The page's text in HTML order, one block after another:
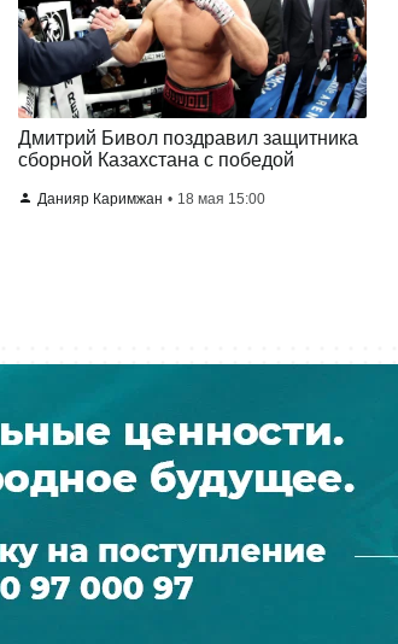
Дмитрий Бивол поздравил защитника
сборной Казахстана с победой
Данияр Каримжан 18 мая 15:00